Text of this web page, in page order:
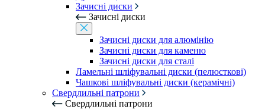
Зачисні диски
Зачисні диски
Зачисні диски для алюмінію
Зачисні диски для каменю
Зачисні диски для сталі
Ламельні шліфувальні диски (пелюсткові)
Чашкові шліфувальні диски (керамічні)
Свердлильні патрони
Свердлильні патрони